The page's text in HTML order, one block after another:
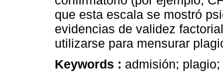
que esta escala se mostró
evidencias de validez
utilizarse para mensurar
Keywords : admisión;